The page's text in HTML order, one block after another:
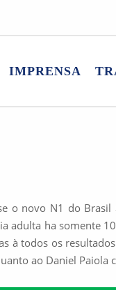
IMPRENSA
novo N1 do
adulta ha somente
à todos os
ao Daniel Paiola